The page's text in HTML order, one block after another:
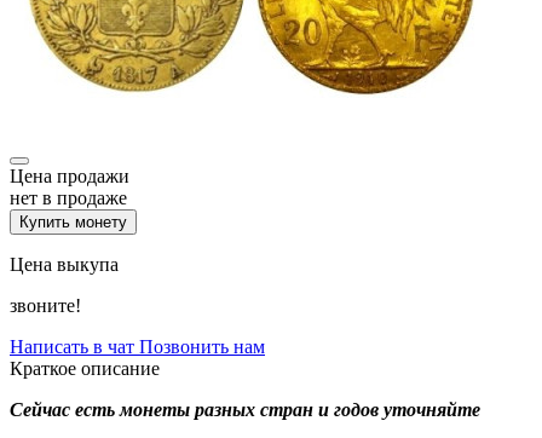
Цена продажи
нет в продаже
Купить монету
Цена выкупа
звоните!
Написать в чат Позвонить нам
Краткое описание
Сейчас есть монеты разных стран и годов уточняйте